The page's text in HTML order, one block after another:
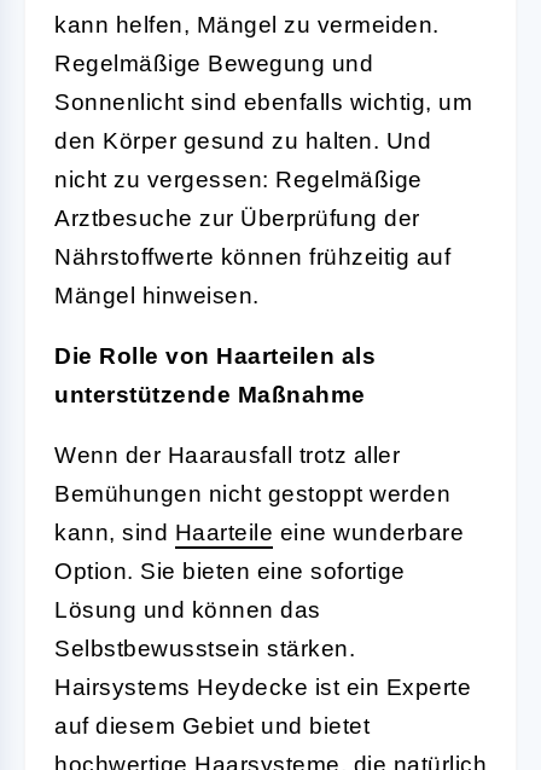
kann helfen, Mängel zu vermeiden.
Regelmäßige Bewegung und
Sonnenlicht sind ebenfalls wichtig, um
den Körper gesund zu halten. Und
nicht zu vergessen: Regelmäßige
Arztbesuche zur Überprüfung der
Nährstoffwerte können frühzeitig auf
Mängel hinweisen.
Die Rolle von Haarteilen als
unterstützende Maßnahme
Wenn der Haarausfall trotz aller
Bemühungen nicht gestoppt werden
kann, sind Haarteile eine wunderbare
Option. Sie bieten eine sofortige
Lösung und können das
Selbstbewusstsein stärken.
Hairsystems Heydecke ist ein Experte
auf diesem Gebiet und bietet
hochwertige Haarsysteme, die natürlich